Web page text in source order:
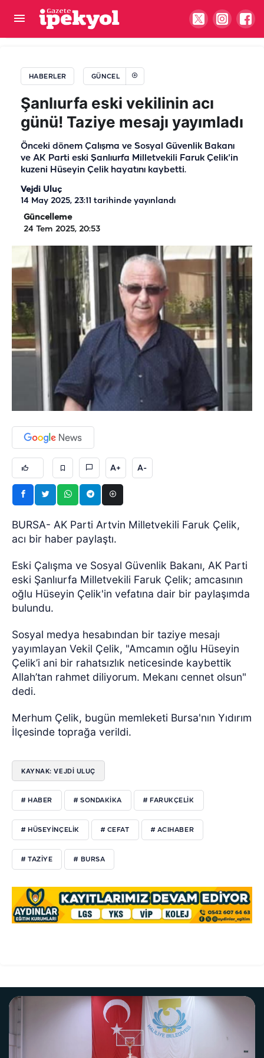
HABERLER GÜNCEL
Şanlıurfa eski vekilinin acı
günü! Taziye mesajı yayımladı
Önceki dönem Çalışma ve Sosyal Güvenlik Bakanı
ve AK Parti eski Şanlıurfa Milletvekili Faruk Çelik'in
kuzeni Hüseyin Çelik hayatını kaybetti.
Vejdi Uluç
14 May 2025, 23:11 tarihinde yayınlandı
Güncelleme
24 Tem 2025, 20:53
A+ A-
BURSA- AK Parti Artvin Milletvekili Faruk Çelik,
acı bir haber paylaştı.
Eski Çalışma ve Sosyal Güvenlik Bakanı, AK Parti
eski Şanlıurfa Milletvekili Faruk Çelik; amcasının
oğlu Hüseyin Çelik'in vefatına dair bir paylaşımda
bulundu.
Sosyal medya hesabından bir taziye mesajı
yayımlayan Vekil Çelik, "Amcamın oğlu Hüseyin
Çelik’i ani bir rahatsızlık neticesinde kaybettik
Allah’tan rahmet diliyorum. Mekanı cennet olsun"
dedi.
Merhum Çelik, bugün memleketi Bursa'nın Yıdırım
İlçesinde toprağa verildi.
KAYNAK: VEJDI ULUÇ
# HABER # SONDAKIKA # FARUKÇELIK
# HÜSEYINÇELIK # CEFAT # ACIHABER
# TAZIYE # BURSA
Urfa’da polis ve spor akademisi hayali olanlar